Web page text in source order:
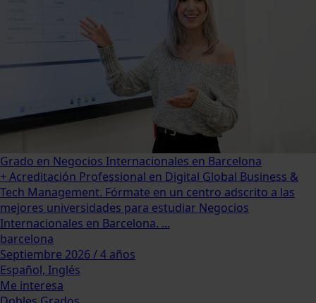
Grado en Negocios Internacionales en Barcelona
+ Acreditación Professional en Digital Global Business &
Tech Management. Fórmate en un centro adscrito a las
mejores universidades para estudiar Negocios
Internacionales en Barcelona. ...
barcelona
Septiembre 2026 / 4 años
Español, Inglés
Me interesa